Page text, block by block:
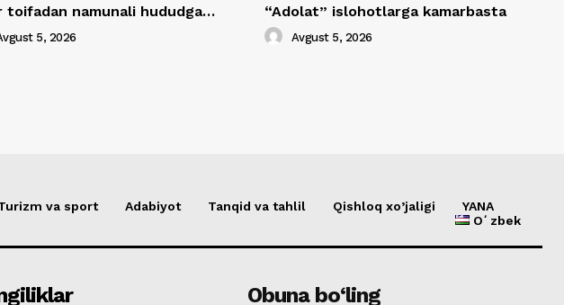
toifadan namunali hududga…
5, 2026
“Adolat” islohotlarga kamarbasta
Avgust 5, 2026
va sport Adabiyot Tanqid va tahlil Qishloq xo’jaligi
YANA
Oʻzbek
Obuna bo‘ling